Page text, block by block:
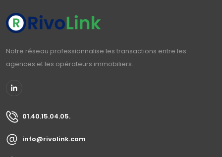
Notre réseau professionnalise les transactions entre les
agences et les opérateurs immobiliers.
01.40.15.04.05.
info@rivolink.com